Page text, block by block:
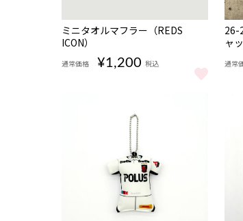
NEW
ミニタオルマフラー（REDS
ICON）
通常価格 ¥1,200 税込
ミニタオルマフラー（REDS ICON） をも
NEW
26-
ャ
通常